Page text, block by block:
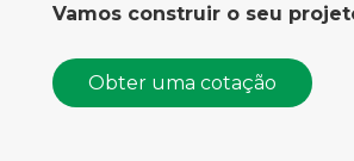
Vamos construir o seu
Obter uma cotação